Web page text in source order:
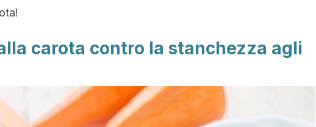
carota contro la stanchezza agli